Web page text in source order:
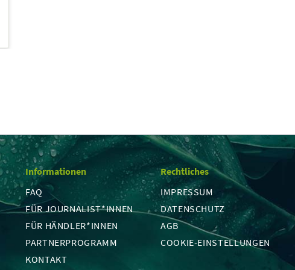
Informationen
FAQ
FÜR JOURNALIST*INNEN
FÜR HÄNDLER*INNEN
PARTNERPROGRAMM
KONTAKT
Rechtliches
IMPRESSUM
DATENSCHUTZ
AGB
COOKIE-EINSTELLUNGEN